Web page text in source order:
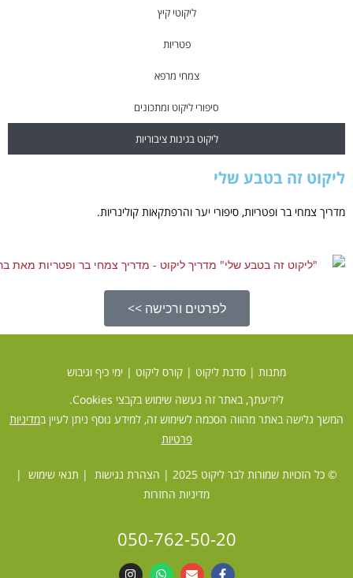
סיפורי ליקוט ומתכונים
ליקוט בגינות ציבוריות
זה בטבע שלי
בר ופטריות, סיפורי יער והרפתקאות קולינריות.
לפרטים ורכישה >>
סדנת ליקוט|קורס ליקוט |ימי כיף וגיבוש
לידיעתך, באתר זה נעשה שימוש בקבצי Cookies.
באתר מהווה הסכמה לשימוש זה, למידע נוסף ניתן לעיין ב מדיניות
שמורות לבר ליקוט 2025 | הצהרת נגישות |תנאי שימוש
|
מדיניות החזרות
050-762-50-20